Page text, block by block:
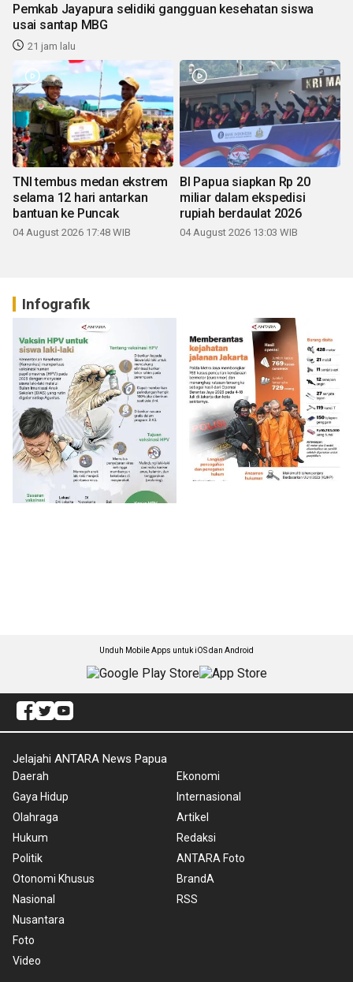
Pemkab Jayapura selidiki gangguan kesehatan siswa
usai santap MBG
21 jam lalu
TNI tembus medan ekstrem
selama 12 hari antarkan
bantuan ke Puncak
04 August 2026 17:48 WIB
BI Papua siapkan Rp 20
miliar dalam ekspedisi
rupiah berdaulat 2026
04 August 2026 13:03 WIB
Infografik
Unduh Mobile Apps untuk iOS dan Android
Jelajahi ANTARA News Papua
Daerah
Gaya Hidup
Olahraga
Hukum
Politik
Otonomi Khusus
Nasional
Nusantara
Foto
Video
Ekonomi
Internasional
Artikel
Redaksi
ANTARA Foto
BrandA
RSS